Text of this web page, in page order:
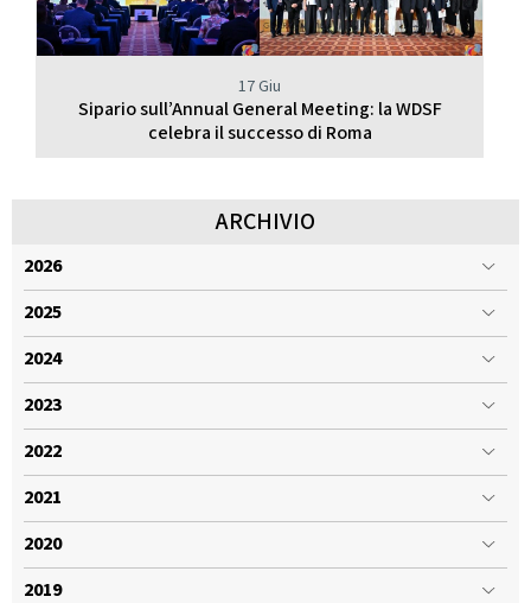
17 Giu
Sipario sull’Annual General Meeting: la WDSF
celebra il successo di Roma
ARCHIVIO
2026
2025
2024
2023
2022
2021
2020
2019